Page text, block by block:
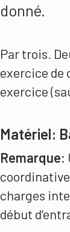
donné.
Par trois.
exercice de
exercice
Matériel:
Remarque:
charges
début